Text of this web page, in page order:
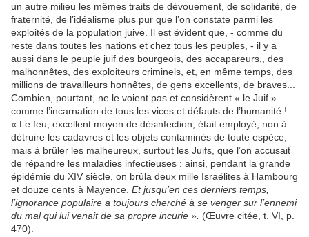
un autre milieu les mêmes traits de dévouement, de solidarité, de
fraternité, de l’idéalisme plus pur que l’on constate parmi les
exploités de la population juive. Il est évident que, - comme du
reste dans toutes les nations et chez tous les peuples, - il y a
aussi dans le peuple juif des bourgeois, des accapareurs,, des
malhonnêtes, des exploiteurs criminels, et, en même temps, des
millions de travailleurs honnêtes, de gens excellents, de braves...
Combien, pourtant, ne le voient pas et considèrent « le Juif »
comme l’incarnation de tous les vices et défauts de l’humanité !...
« Le feu, excellent moyen de désinfection, était employé, non à
détruire les cadavres et les objets contaminés de toute espèce,
mais à brûler les malheureux, surtout les Juifs, que l’on accusait
de répandre les maladies infectieuses : ainsi, pendant la grande
épidémie du XIV siècle, on brûla deux mille Israélites à Hambourg
et douze cents à Mayence. Et jusqu’en ces derniers temps,
l’ignorance populaire a toujours cherché à se venger sur l’ennemi
du mal qui lui venait de sa propre incurie ». (Œuvre citée, t. VI, p.
470).